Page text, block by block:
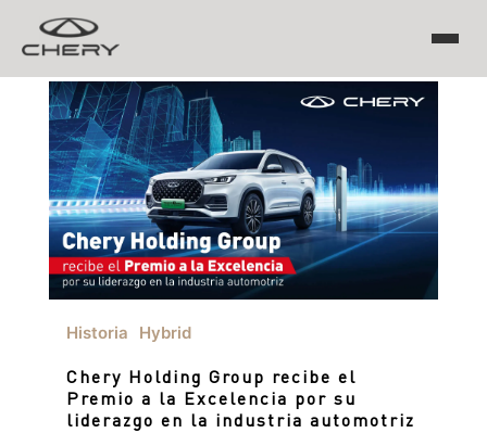
TIGGO
TIGGO 8 PRO
TIGGO 7 PRO MAX
TIGGO 4 PRO
TIGGO 2 PRO MAX
ARRIZO
CHERY EV
EQ7
Historia Hybrid
Chery Holding Group recibe el
Premio a la Excelencia por su
liderazgo en la industria automotriz